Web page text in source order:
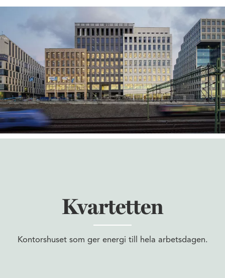
Kvartetten
Kontorshuset som ger energi till hela arbetsdagen.